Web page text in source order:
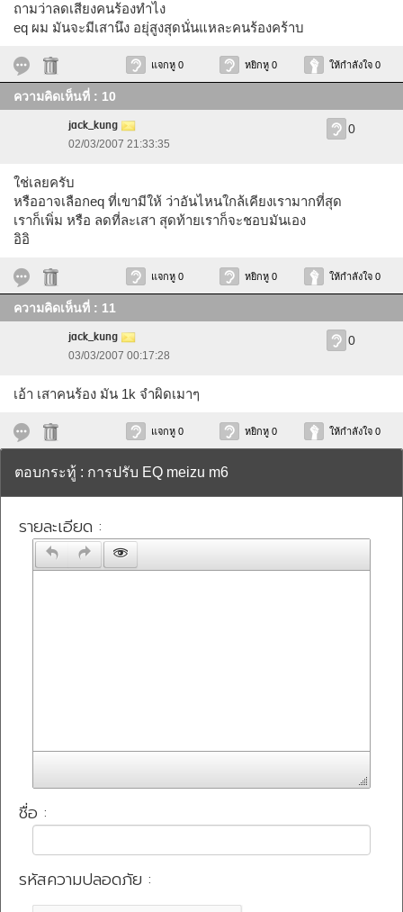
ถามว่าลดเสียงคนร้องทำไง
eq ผม มันจะมีเสานึง อยุ่สูงสุดนั่นแหละคนร้องคร้าบ
แจกหู 0 หยิกหู 0 ให้กำลังใจ 0
ความคิดเห็นที่ : 10
jack_kung
02/03/2007 21:33:35
0
ใช่เลยครับ
หรืออาจเลือกeq ที่เขามีให้ ว่าอันไหนใกล้เคียงเรามากที่สุด
เราก็เพิ่ม หรือ ลดที่ละเสา สุดท้ายเราก็จะชอบมันเอง
อิอิ
แจกหู 0 หยิกหู 0 ให้กำลังใจ 0
ความคิดเห็นที่ : 11
jack_kung
03/03/2007 00:17:28
0
เอ้า เสาคนร้อง มัน 1k จำผิดเมาๆ
แจกหู 0 หยิกหู 0 ให้กำลังใจ 0
ตอบกระทู้ : การปรับ EQ meizu m6
รายละเอียด :
ชื่อ :
รหัสความปลอดภัย :